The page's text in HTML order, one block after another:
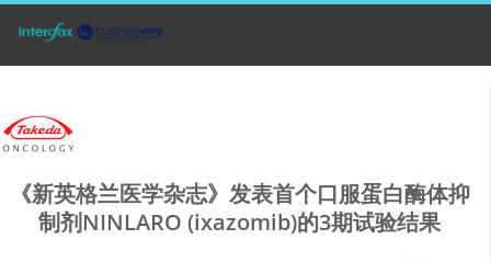
《新英格兰医学杂志》发表首个口服蛋白酶体抑
制剂NINLARO (ixazomib)的3期试验结果